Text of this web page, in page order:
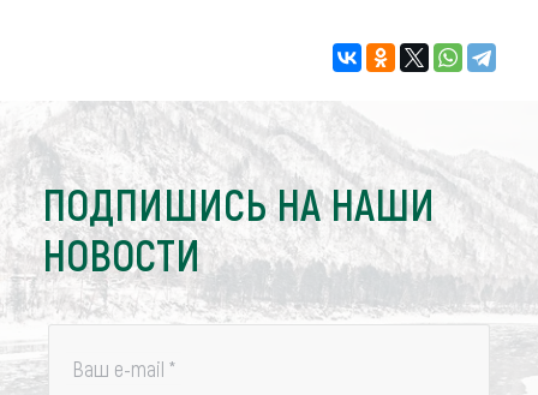
ПОДПИШИСЬ НА НАШИ
НОВОСТИ
Ваш e-mail *